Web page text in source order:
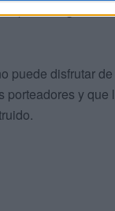
podía llegar
puede disfrutar
y